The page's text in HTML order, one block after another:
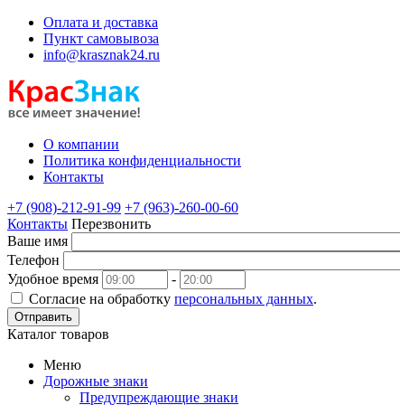
Оплата и доставка
Пункт самовывоза
info@krasznak24.ru
О компании
Политика конфиденциальности
Контакты
+7 (908)-212-91-99 +7 (963)-260-00-60
Контакты Перезвонить
Ваше имя
Телефон
Удобное время
-
Согласие на обработку персональных данных.
Отправить
Каталог товаров
Меню
Дорожные знаки
Предупреждающие знаки